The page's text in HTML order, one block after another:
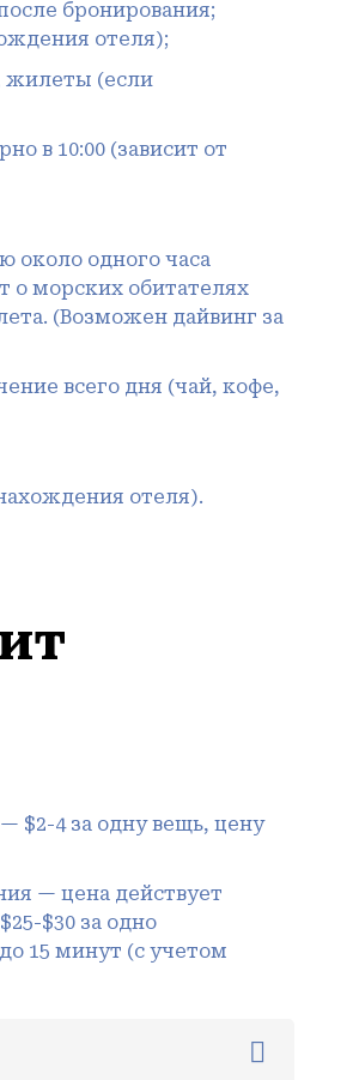
бронирования;
отеля);
жилеты (если
в 10:00 (зависит от
около одного часа
о морских обитателях
(Возможен дайвинг за
всего дня (чай, кофе,
отеля).
$2-4 за одну вещь, цену
— цена действует
$30 за одно
15 минут (с учетом